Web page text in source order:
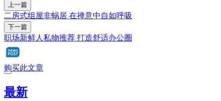
上一篇
二房式组屋非蜗居 在禅意中自如呼吸
下一篇
职场新鲜人私物推荐 打造舒适办公圈
购买此文章
最新